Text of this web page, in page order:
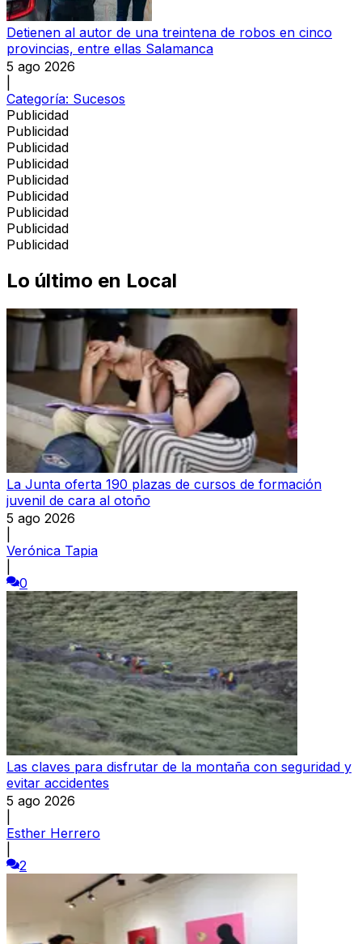
Detienen al autor de una treintena de robos en cinco
provincias, entre ellas Salamanca
5 ago 2026
Categoría: Sucesos
Publicidad
Publicidad
Publicidad
Publicidad
Publicidad
Publicidad
Publicidad
Publicidad
Publicidad
Lo último en Local
La Junta oferta 190 plazas de cursos de formación
juvenil de cara al otoño
5 ago 2026
Verónica Tapia
0
Las claves para disfrutar de la montaña con seguridad y
evitar accidentes
5 ago 2026
Esther Herrero
2